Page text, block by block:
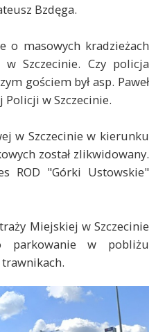
Bzdęga.
o masowych kradzieżach
Szczecinie. Czy policja
gościem był asp. Paweł
Policji w Szczecinie.
w Szczecinie w kierunku
został zlikwidowany.
ROD "Górki Ustowskie"
Miejskiej w Szczecinie
parkowanie w pobliżu